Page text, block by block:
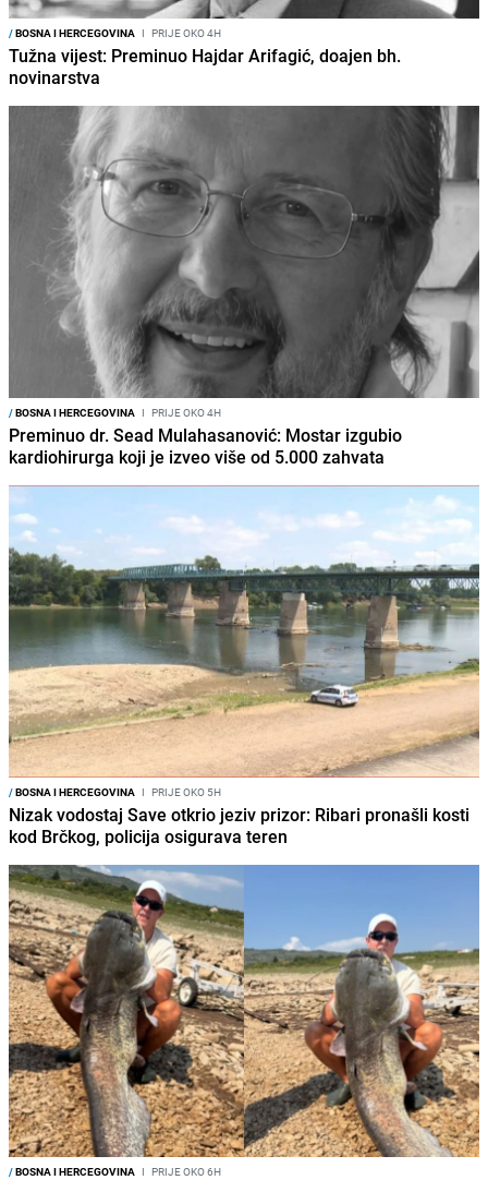
/BOSNA I HERCEGOVINA I PRIJE OKO 4H
Tužna vijest: Preminuo Hajdar Arifagić, doajen bh.
novinarstva
/BOSNA I HERCEGOVINA I PRIJE OKO 4H
Preminuo dr. Sead Mulahasanović: Mostar izgubio
kardiohirurga koji je izveo više od 5.000 zahvata
/BOSNA I HERCEGOVINA I PRIJE OKO 5H
Nizak vodostaj Save otkrio jeziv prizor: Ribari pronašli kosti
kod Brčkog, policija osigurava teren
/BOSNA I HERCEGOVINA I PRIJE OKO 6H